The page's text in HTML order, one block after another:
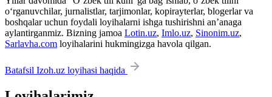
o‘rganuvchilar, jurnalistlar, tarjimonlar, kopirayterlar, blogerlar va
boshqalar uchun foydali loyihalarni ishga tushirishni an’anaga
aylantirganmiz. Bizning jamoa Lotin.uz, Imlo.uz, Sinonim.uz,
Sarlavha.com loyihalarini hukmingizga havola qilgan.
Batafsil Izoh.uz loyihasi haqida